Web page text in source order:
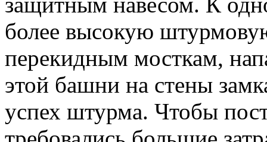
более высокую
перекидным мосткам,
этой башни на стены
успех штурма. Чтобы